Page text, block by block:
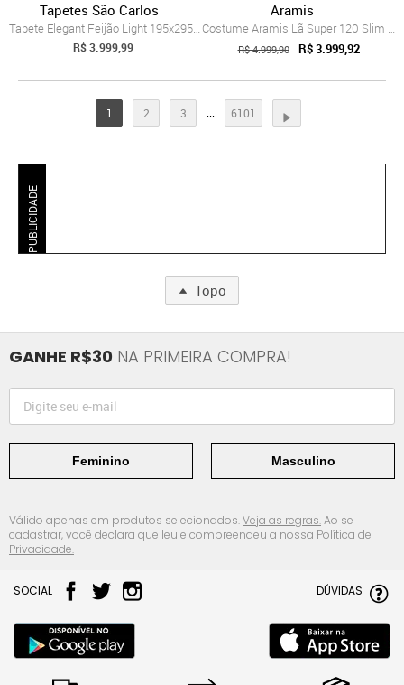
Tapetes São Carlos
Tapete Elegant Feijão Light 195x295cm Ta...
R$ 3.999,99
Aramis
Costume Aramis Lã Super 120 Slim Azul
R$ 4.999,90 R$ 3.999,92
1 2 3 6101
PUBLICIDADE
Topo
GANHE R$30 NA PRIMEIRA COMPRA!
Feminino Masculino
Válido apenas em produtos selecionados.Veja as regras.Ao se
cadastrar, você declara que leu e compreendeu a nossa Política de
Privacidade.
SOCIAL DÚVIDAS